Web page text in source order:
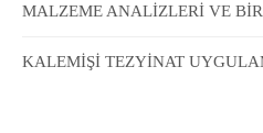
MALZEME ANALİZLERİ VE
KALEMİŞİ TEZYİNAT